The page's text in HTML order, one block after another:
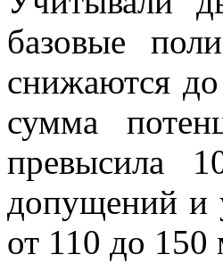
базовые
снижаются
сумма
превысила
допущений и
от 110 до 150